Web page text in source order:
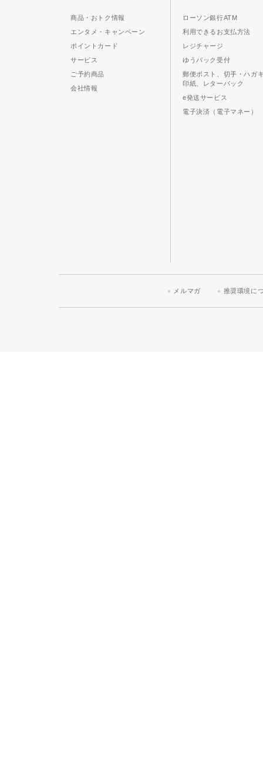
商品・おトク情報
エンタメ・キャンペーン
ポイントカード
サービス
ご予約商品
会社情報
ローソン銀行ATM
利用できるお支払方法
レジチャージ
ゆうパック受付
郵便ポスト、切手・ハガ
印紙、レターパック
e発送サービス
電子決済（電子マネー）
メルマガ 推奨環境に